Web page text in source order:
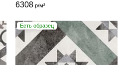
6308р/м²
Есть образец